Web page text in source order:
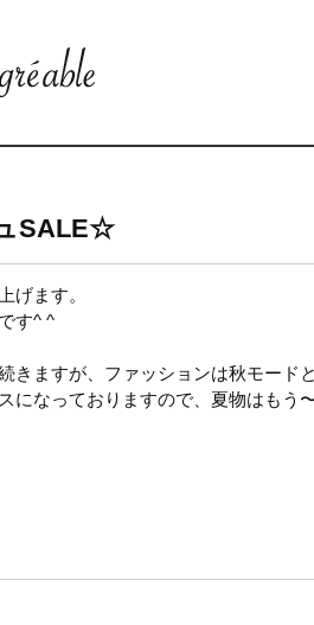
SALE☆
げます。
す^ ^
きますが、ファッションは秋モード
になっておりますので、夏物はもう